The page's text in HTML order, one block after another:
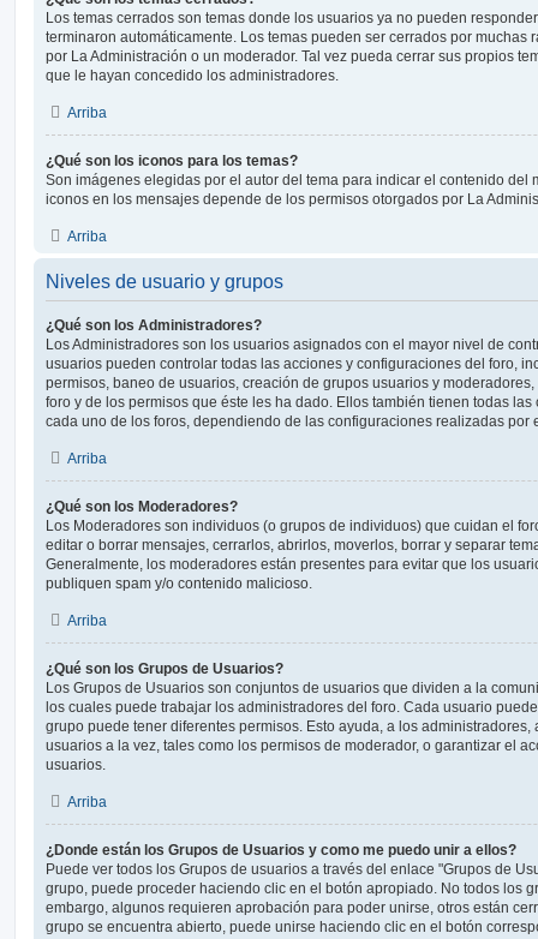
Los temas cerrados son temas donde los usuarios ya no pueden
terminaron automáticamente. Los temas pueden ser cerrados por muchas
por La Administración o un moderador. Tal vez pueda cerrar sus propios
que le hayan concedido los administradores.
Arriba
¿Qué son los iconos para los temas?
Son imágenes elegidas por el autor del tema para indicar el contenido del
iconos en los mensajes depende de los permisos otorgados por La
Arriba
Niveles de usuario y grupos
¿Qué son los Administradores?
Los Administradores son los usuarios asignados con el mayor nivel de
usuarios pueden controlar todas las acciones y configuraciones del foro,
permisos, baneo de usuarios, creación de grupos usuarios y
foro y de los permisos que éste les ha dado. Ellos también tienen todas
cada uno de los foros, dependiendo de las configuraciones realizadas por
Arriba
¿Qué son los Moderadores?
Los Moderadores son individuos (o grupos de individuos) que cuidan el
editar o borrar mensajes, cerrarlos, abrirlos, moverlos, borrar y separar
Generalmente, los moderadores están presentes para evitar que los
publiquen spam y/o contenido malicioso.
Arriba
¿Qué son los Grupos de Usuarios?
Los Grupos de Usuarios son conjuntos de usuarios que dividen a la
los cuales puede trabajar los administradores del foro. Cada usuario
grupo puede tener diferentes permisos. Esto ayuda, a los
usuarios a la vez, tales como los permisos de moderador, o garantizar el
usuarios.
Arriba
¿Donde están los Grupos de Usuarios y como me puedo unir a ellos?
Puede ver todos los Grupos de usuarios a través del enlace "Grupos de
grupo, puede proceder haciendo clic en el botón apropiado. No todos los
embargo, algunos requieren aprobación para poder unirse, otros están
grupo se encuentra abierto, puede unirse haciendo clic en el botón